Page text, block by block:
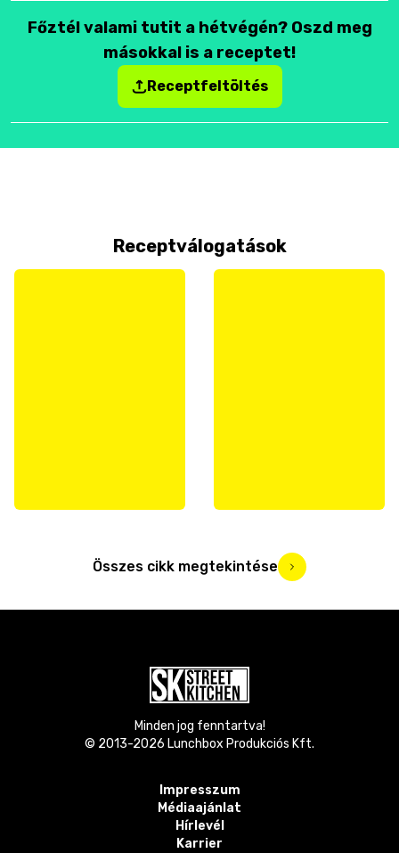
Főztél valami tutit a hétvégén? Oszd meg
másokkal is a receptet!
Receptfeltöltés
Receptválogatások
Összes cikk megtekintése
Minden jog fenntartva!
© 2013-2026 Lunchbox Produkciós Kft.
Impresszum
Médiaajánlat
Hírlevél
Karrier